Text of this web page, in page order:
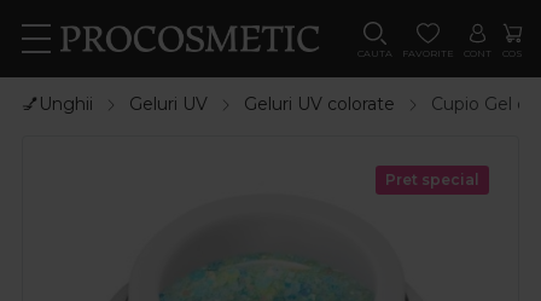
CAUTA FAVORITE CONT COS
💅Unghii Geluri UV Geluri UV colorate Cupio Gel
Pret special